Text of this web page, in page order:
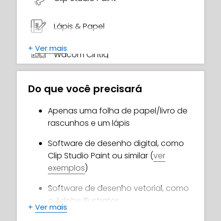
Lápis & Papel
Wacom Cintiq
+ Ver mais
Do que você precisará
Apenas uma folha de papel/livro de
rascunhos e um lápis
Software de desenho digital, como
Clip Studio Paint ou similar (ver
exemplos)
Software de desenho vetorial, como
o Adobe Illustrator
+ Ver mais